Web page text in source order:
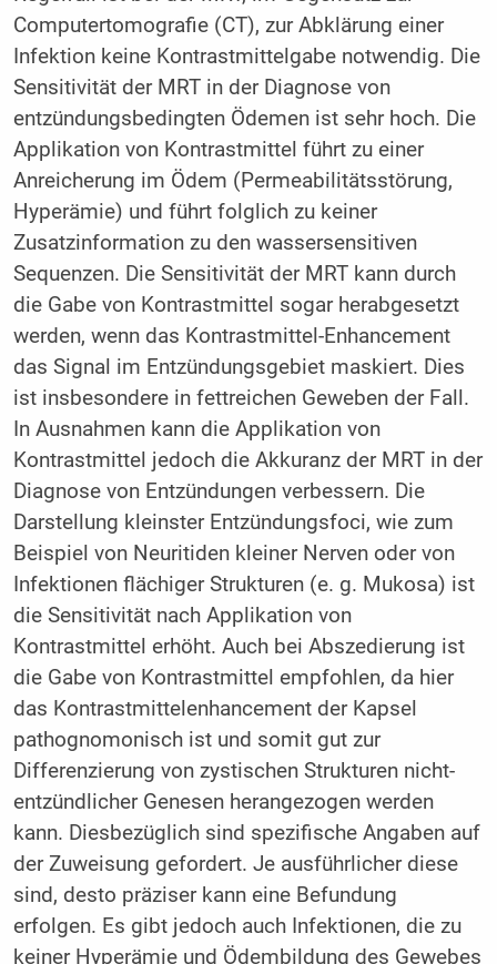
Computertomografie (CT), zur Abklärung einer
Infektion keine Kontrastmittelgabe notwendig. Die
Sensitivität der MRT in der Diagnose von
entzündungsbedingten Ödemen ist sehr hoch. Die
Applikation von Kontrastmittel führt zu einer
Anreicherung im Ödem (Permeabilitätsstörung,
Hyperämie) und führt folglich zu keiner
Zusatzinformation zu den wassersensitiven
Sequenzen. Die Sensitivität der MRT kann durch
die Gabe von Kontrastmittel sogar herabgesetzt
werden, wenn das Kontrastmittel-Enhancement
das Signal im Entzündungsgebiet maskiert. Dies
ist insbesondere in fettreichen Geweben der Fall.
In Ausnahmen kann die Applikation von
Kontrastmittel jedoch die Akkuranz der MRT in der
Diagnose von Entzündungen verbessern. Die
Darstellung kleinster Entzündungsfoci, wie zum
Beispiel von Neuritiden kleiner Nerven oder von
Infektionen flächiger Strukturen (e. g. Mukosa) ist
die Sensitivität nach Applikation von
Kontrastmittel erhöht. Auch bei Abszedierung ist
die Gabe von Kontrastmittel empfohlen, da hier
das Kontrastmittelenhancement der Kapsel
pathognomonisch ist und somit gut zur
Differenzierung von zystischen Strukturen nicht-
entzündlicher Genesen herangezogen werden
kann. Diesbezüglich sind spezifische Angaben auf
der Zuweisung gefordert. Je ausführlicher diese
sind, desto präziser kann eine Befundung
erfolgen. Es gibt jedoch auch Infektionen, die zu
keiner Hyperämie und Ödembildung des Gewebes